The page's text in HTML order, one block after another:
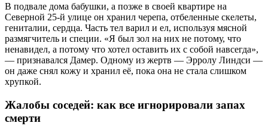
В подвале дома бабушки, а позже в своей квартире на
Северной 25-й улице он хранил черепа, отбеленные скелеты,
гениталии, сердца. Часть тел варил и ел, используя мясной
размягчитель и специи. «Я был зол на них не потому, что
ненавидел, а потому что хотел оставить их с собой навсегда»,
— признавался Дамер. Одному из жертв — Эрролу Линдси —
он даже снял кожу и хранил её, пока она не стала слишком
хрупкой.
Жалобы соседей: как все игнорировали запах
смерти